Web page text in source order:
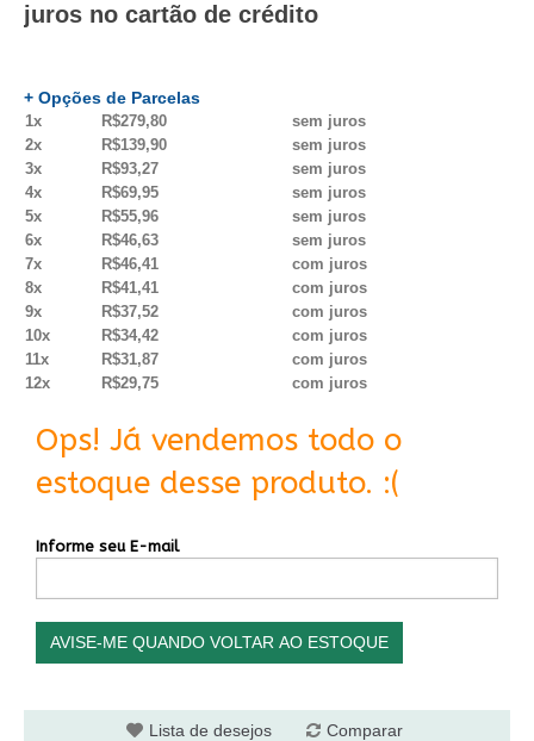
juros no cartão de crédito
+ Opções de Parcelas
1x R$279,80
sem juros
2x
R$139,90
sem juros
3x
R$93,27
sem juros
4x
R$69,95
sem juros
5x
R$55,96
sem juros
6x
R$46,63
sem juros
7x
R$46,41
com juros
8x
R$41,41
com juros
9x
R$37,52
com juros
10x
R$34,42
com juros
11x
R$31,87
com juros
12x
R$29,75 com juros
Ops! Já vendemos todo o
estoque desse produto. :(
Informe seu E-mail
AVISE-ME QUANDO VOLTAR AO ESTOQUE
Lista de desejos Comparar